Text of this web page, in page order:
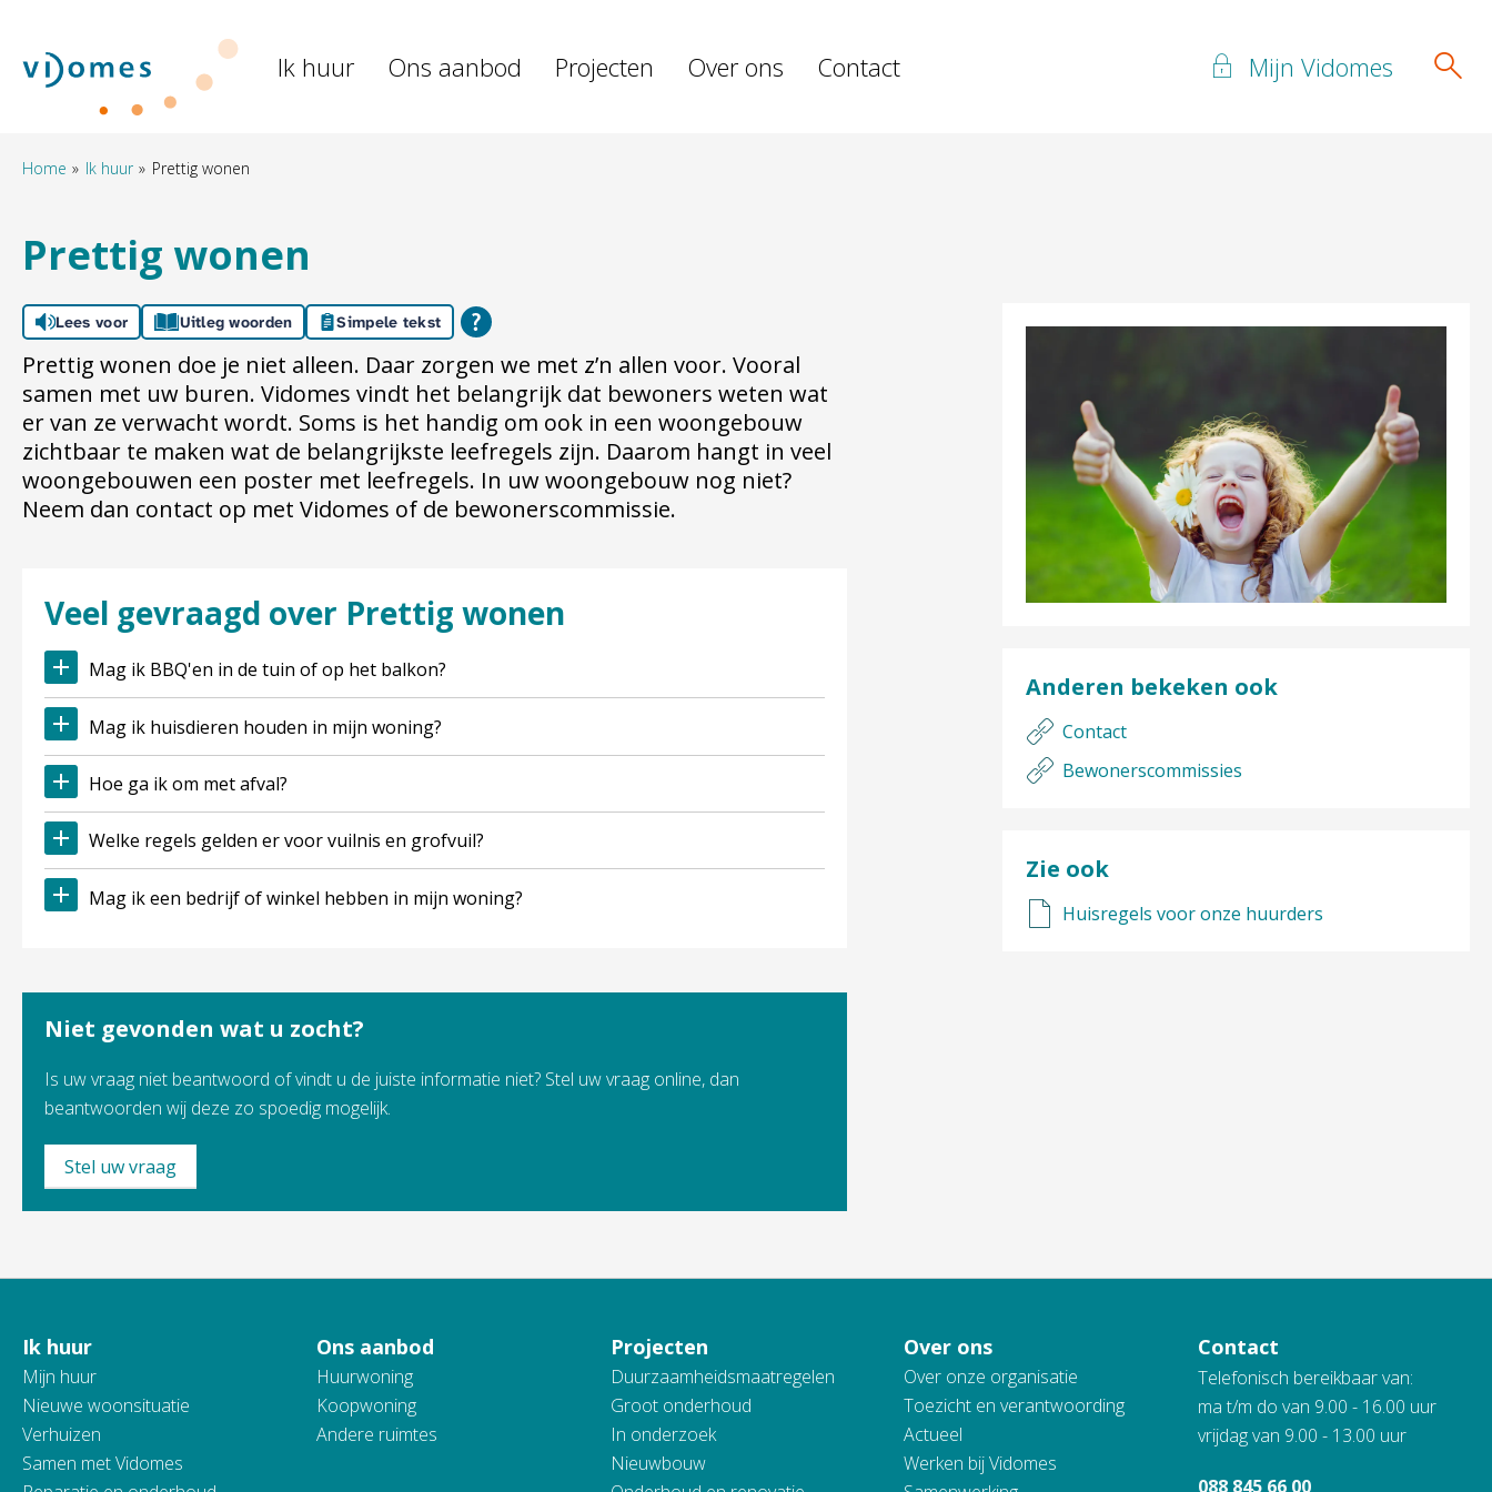
Naar hoofdinhoud
Naar hoofdnavigatiemenu
Naar zoeken
Naar de homepage Ik huur Ons aanbod Projecten Over ons Contact Mijn Vidomes
Home Ik huur Prettig wonen
Prettig wonen
Lees voor Uitleg woorden Simpele tekst
Prettig wonen doe je niet alleen. Daar zorgen we met z’n allen voor. Vooral
samen met uw buren. Vidomes vindt het belangrijk dat bewoners weten wat
er van ze verwacht wordt. Soms is het handig om ook in een woongebouw
zichtbaar te maken wat de belangrijkste leefregels zijn. Daarom hangt in veel
woongebouwen een poster met leefregels. In uw woongebouw nog niet?
Neem dan contact op met Vidomes of de bewonerscommissie.
Veel gevraagd over Prettig wonen
Mag ik BBQ'en in de tuin of op het balkon?
Mag ik huisdieren houden in mijn woning?
Hoe ga ik om met afval?
Welke regels gelden er voor vuilnis en grofvuil?
Mag ik een bedrijf of winkel hebben in mijn woning?
Niet gevonden wat u zocht?
Is uw vraag niet beantwoord of vindt u de juiste informatie niet? Stel uw vraag online, dan
beantwoorden wij deze zo spoedig mogelijk.
Stel uw vraag
Anderen bekeken ook
Contact
Bewonerscommissies
Zie ook
Huisregels voor onze huurders
Contactinformatie
Ik huur
Mijn huur
Nieuwe woonsituatie
Verhuizen
Samen met Vidomes
Ons aanbod
Huurwoning
Koopwoning
Andere ruimtes
Projecten
Duurzaamheidsmaatregelen
Groot onderhoud
In onderzoek
Nieuwbouw
Over ons
Over onze organisatie
Toezicht en verantwoording
Actueel
Werken bij Vidomes
Contact
Telefonisch bereikbaar van:
ma t/m do van 9.00 - 16.00 uur
vrijdag van 9.00 - 13.00 uur
088 845 66 00